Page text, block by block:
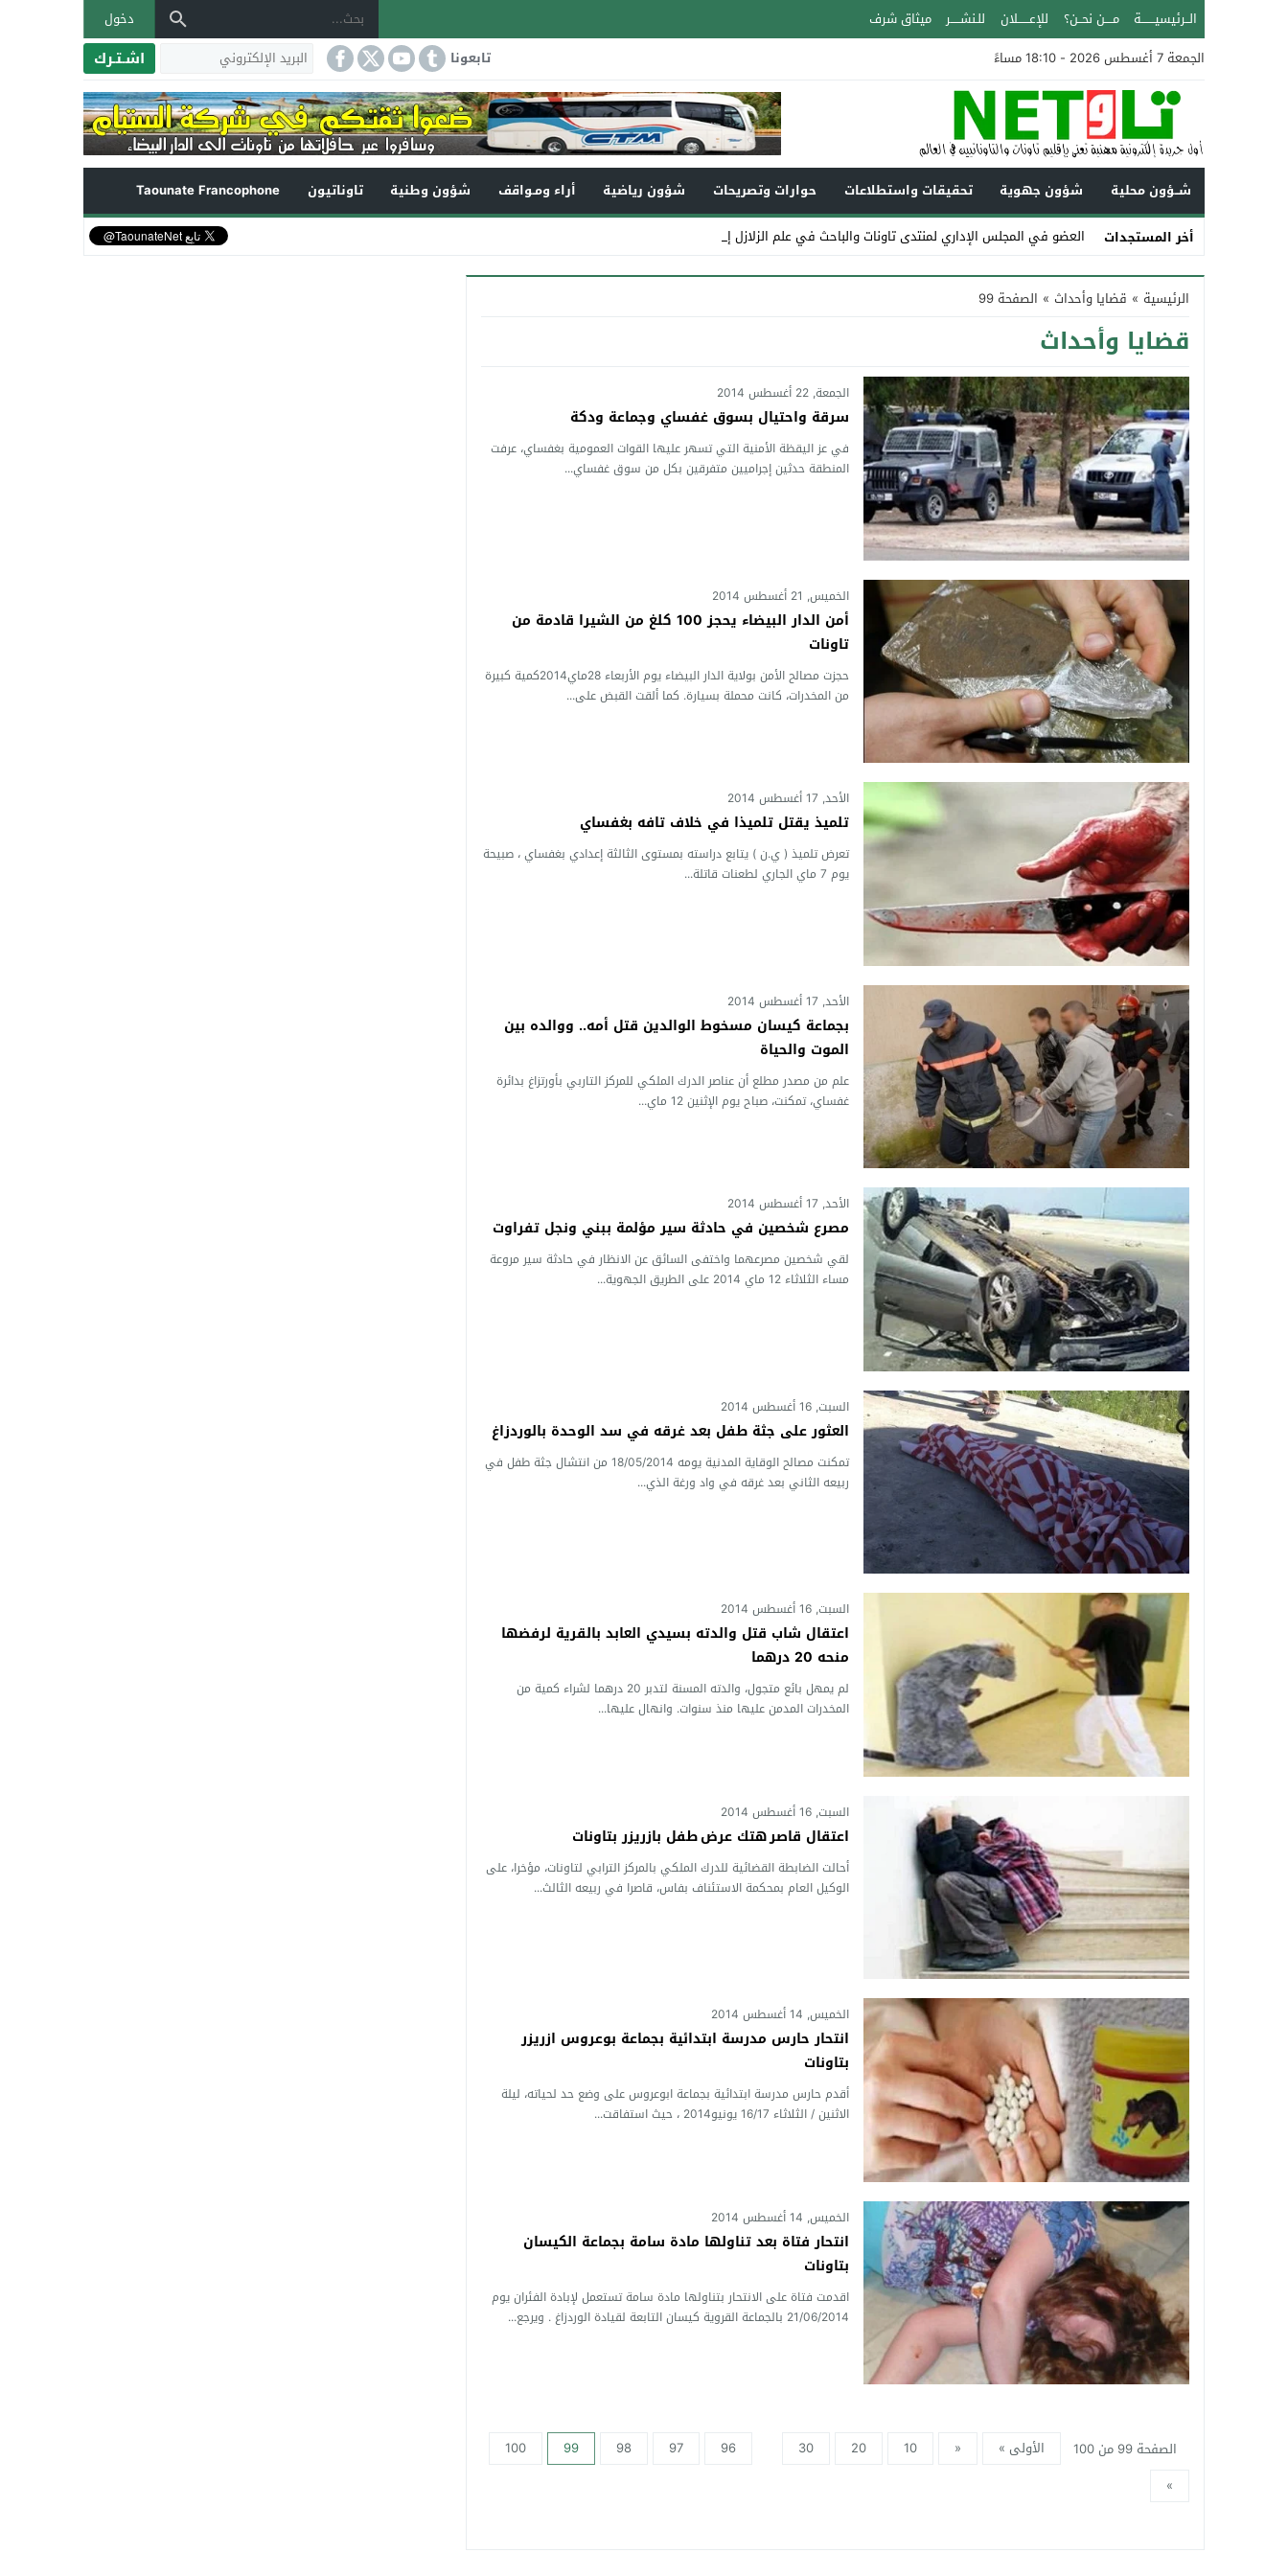
الــرئيسيـــــــة مــــن نحــن؟ للإعــــــلان للـنشـــــر ميثاق شرف
دخول
الجمعة 7 أغسطس 2026 - 18:10 مساءً
تابعونا اشـتـرك
شــؤون محلية شؤون جهوية تحقيقات واستطلاعات حوارات وتصريحات شؤون رياضية أراء ومـواقف شؤون وطنية تاوناتيون
Taounate Francophone
أخر المستجدات
العضو في المجلس الإداري لمنتدى تاونات والباحث في علم الزلازل إدريس الواعي _
Stop
Previous
Next
الرئيسية » قضايا وأحداث » الصفحة 99
قضايا وأحداث
الجمعة, 22 أغسطس 2014
سرقة واحتيال بسوق غفساي وجماعة ودكة
في عز اليقظة الأمنية التي تسهر عليها القوات العمومية بغفساي، عرفت
المنطقة حدثين إجراميين متفرقين بكل من سوق غفساي...
الخميس, 21 أغسطس 2014
أمن الدار البيضاء يحجز 100 كلغ من الشيرا قادمة من
تاونات
حجزت مصالح الأمن بولاية الدار البيضاء يوم الأربعاء 28ماي2014كمية كبيرة
من المخدرات، كانت محملة بسيارة. كما ألقت القبض على...
الأحد, 17 أغسطس 2014
تلميذ يقتل تلميذا في خلاف تافه بغفساي
تعرض تلميذ ( ي.ن ) يتابع دراسته بمستوى الثالثة إعدادي بغفساي ، صبيحة
يوم 7 ماي الجاري لطعنات قاتلة...
الأحد, 17 أغسطس 2014
بجماعة كيسان مسخوط الوالدين قتل أمه.. ووالده بين
الموت والحياة
علم من مصدر مطلع أن عناصر الدرك الملكي للمركز التاربي بأورتزاغ بدائرة
غفساي، تمكنت، صباح يوم الإثنين 12 ماي...
الأحد, 17 أغسطس 2014
مصرع شخصين في حادثة سير مؤلمة ببني ونجل تفراوت
لقي شخصين مصرعهما واختفى السائق عن الانظار في حادثة سير مروعة
مساء الثلاثاء 12 ماي 2014 على الطريق الجهوية...
السبت, 16 أغسطس 2014
العثور على جثة طفل بعد غرقه في سد الوحدة بالوردزاغ
تمكنت مصالح الوقاية المدنية يومه 18/05/2014 من انتشال جثة طفل في
ربيعه الثاني بعد غرقه في واد ورغة الذي...
السبت, 16 أغسطس 2014
اعتقال شاب قتل والدته بسيدي العابد بالقرية لرفضها
منحه 20 درهما
لم يمهل بائع متجول، والدته المسنة لتدبر 20 درهما لشراء كمية من
المخدرات المدمن عليها منذ سنوات. وانهال عليها...
السبت, 16 أغسطس 2014
اعتقال قاصر هتك عرض طفل بازريزر بتاونات
أحالت الضابطة القضائية للدرك الملكي بالمركز الترابي لتاونات، مؤخرا، على
الوكيل العام بمحكمة الاستئناف بفاس، قاصرا في ربيعه الثالث...
الخميس, 14 أغسطس 2014
انتحار حارس مدرسة ابتدائية بجماعة بوعروس ازريزر
بتاونات
أقدم حارس مدرسة ابتدائية بجماعة ابوعروس على وضع حد لحياته، ليلة
الاثنين / الثلاثاء 16/17 يونيو2014 ، حيث استفاقت...
الخميس, 14 أغسطس 2014
انتحار فتاة بعد تناولها مادة سامة بجماعة الكيسان
بتاونات
اقدمت فتاة على الانتحار بتناولها مادة سامة تستعمل لإبادة الفئران يوم
21/06/2014 بالجماعة القروية كيسان التابعة لقيادة الوردزاغ . ويرجع...
الصفحة 99 من 100 الأولى » «
10
20
30
96
97
98
99
100
»